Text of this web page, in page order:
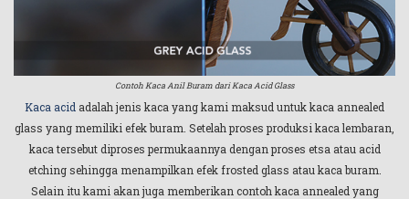
Contoh Kaca Anil Buram dari Kaca Acid Glass
Kaca acid adalah jenis kaca yang kami maksud untuk kaca annealed
glass yang memiliki efek buram. Setelah proses produksi kaca lembaran,
kaca tersebut diproses permukaannya dengan proses etsa atau acid
etching sehingga menampilkan efek frosted glass atau kaca buram.
Selain itu kami akan juga memberikan contoh kaca annealed yang